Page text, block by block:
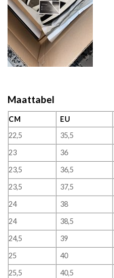
Maattabel
CM EU
22,5
35,5
23
36
23,5
36,5
23,5
37,5
24
38
24
38,5
24,5
39
25
40
25,5
40,5